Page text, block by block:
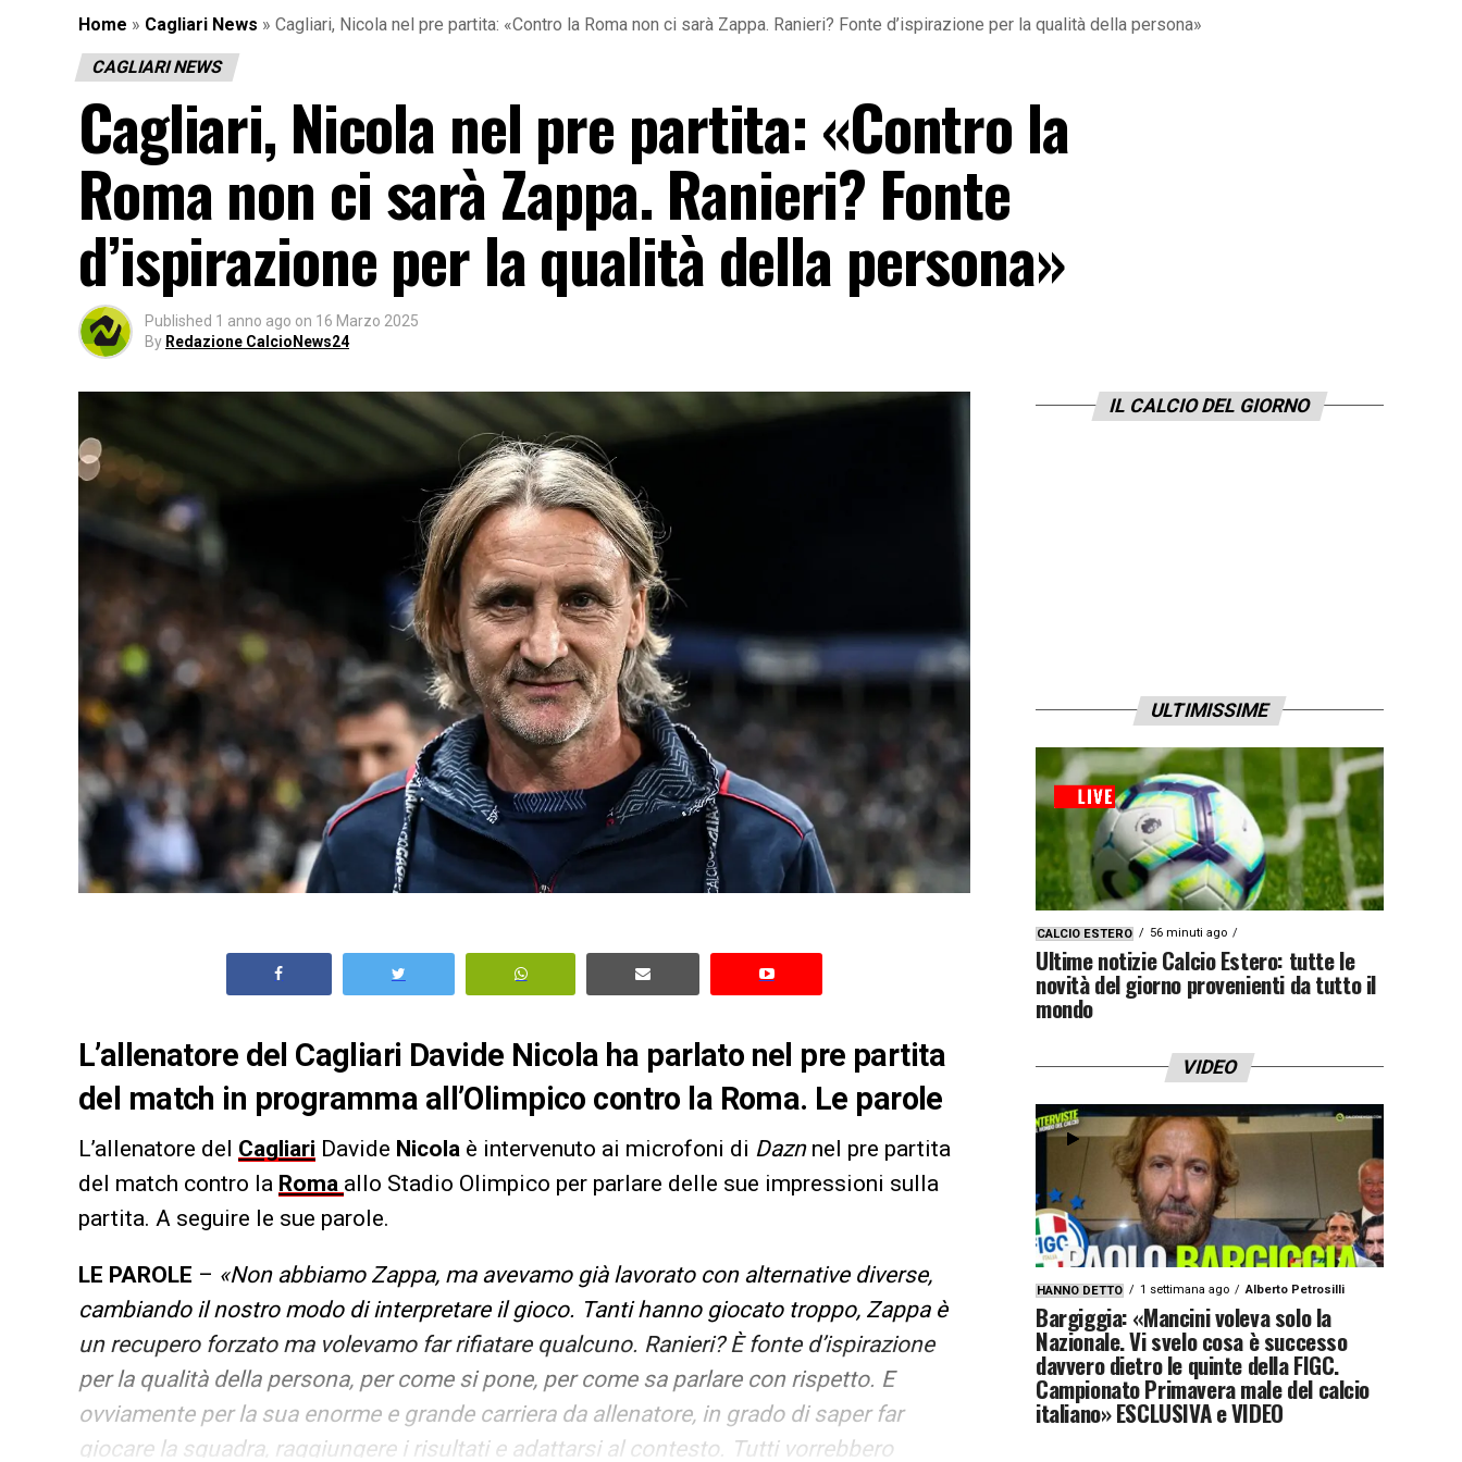
Home » Cagliari News » Cagliari, Nicola nel pre partita: «Contro la Roma non ci sarà Zappa. Ranieri? Fonte d’ispirazione per la qualità della persona»
CAGLIARI NEWS
Cagliari, Nicola nel pre partita: «Contro la
Roma non ci sarà Zappa. Ranieri? Fonte
d’ispirazione per la qualità della persona»
Published 1 anno ago on 16 Marzo 2025
By Redazione CalcioNews24
L’allenatore del Cagliari Davide Nicola ha parlato nel pre partita
del match in programma all’Olimpico contro la Roma. Le parole
L’allenatore del Cagliari Davide Nicola è intervenuto ai microfoni di Daznnel pre partita
del match contro la Roma allo Stadio Olimpico per parlare delle sue impressioni sulla
partita. A seguire le sue parole.
LE PAROLE – «Non abbiamo Zappa, ma avevamo già lavorato con alternative diverse,
cambiando il nostro modo di interpretare il gioco. Tanti hanno giocato troppo, Zappa è
un recupero forzato ma volevamo far rifiatare qualcuno. Ranieri? È fonte d’ispirazione
per la qualità della persona, per come si pone, per come sa parlare con rispetto. E
ovviamente per la sua enorme e grande carriera da allenatore, in grado di saper far
giocare la squadra, raggiungere i risultati e adattarsi al contesto. Tutti vorrebbero
IL CALCIO DEL GIORNO
ULTIMISSIME
CALCIO ESTERO 56 minuti ago
Ultime notizie Calcio Estero: tutte le
novità del giorno provenienti da tutto il
mondo
VIDEO
HANNO DETTO 1 settimana ago Alberto Petrosilli
Bargiggia: «Mancini voleva solo la
Nazionale. Vi svelo cosa è successo
davvero dietro le quinte della FIGC.
Campionato Primavera male del calcio
italiano» ESCLUSIVA e VIDEO